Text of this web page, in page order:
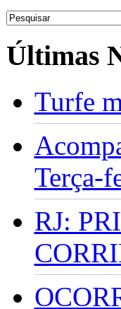
Últimas
Turfe
Terça-
RJ: